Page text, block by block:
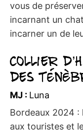
vous de
incarnant un
incarner un de
Collier
des
MJ : Luna
Bordeaux 2024
aux touristes et